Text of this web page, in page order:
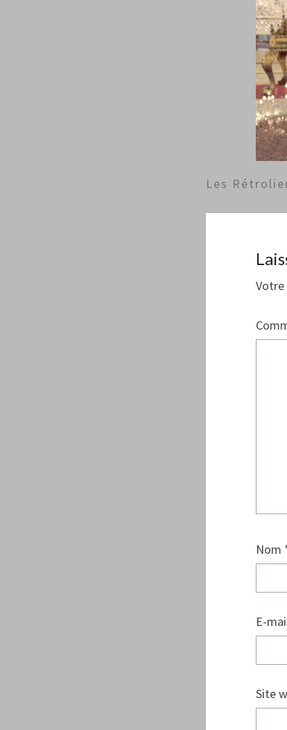
Les
Votre
Nom
E-
Site